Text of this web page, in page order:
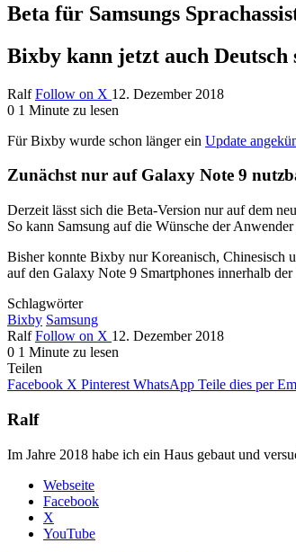
Beta für Samsungs
Bixby kann jetzt auch Deutsch
Ralf Follow on X 12. Dezember 2018
0 1 Minute zu lesen
Für Bixby wurde schon länger ein Update
Zunächst nur auf Galaxy Note 9
Derzeit lässt sich die Beta-Version nur auf dem
So kann Samsung auf die Wünsche der
Bisher konnte Bixby nur Koreanisch, Chinesisch
auf den Galaxy Note 9 Smartphones innerhalb
Schlagwörter
Bixby Samsung
Ralf Follow on X 12. Dezember 2018
0 1 Minute zu lesen
Teilen
Facebook X Pinterest WhatsApp Teile dies per
Ralf
Im Jahre 2018 habe ich ein Haus gebaut und
Webseite
Facebook
X
YouTube